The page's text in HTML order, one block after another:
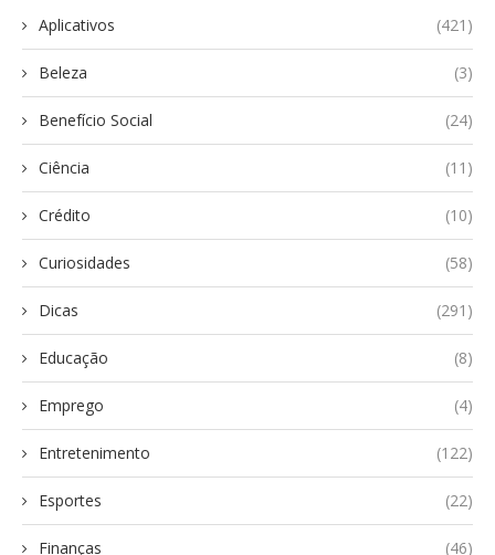
Aplicativos (421)
Beleza (3)
Benefício Social (24)
Ciência (11)
Crédito (10)
Curiosidades (58)
Dicas (291)
Educação (8)
Emprego (4)
Entretenimento (122)
Esportes (22)
Finanças (46)